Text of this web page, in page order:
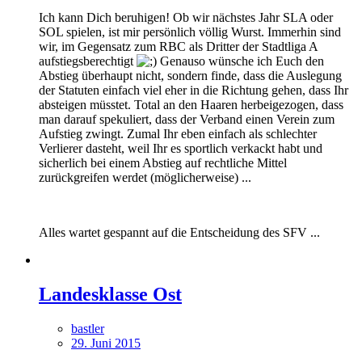
Ich kann Dich beruhigen! Ob wir nächstes Jahr SLA oder
SOL spielen, ist mir persönlich völlig Wurst. Immerhin sind
wir, im Gegensatz zum RBC als Dritter der Stadtliga A
aufstiegsberechtigt
Genauso wünsche ich Euch den
Abstieg überhaupt nicht, sondern finde, dass die Auslegung
der Statuten einfach viel eher in die Richtung gehen, dass Ihr
absteigen müsstet. Total an den Haaren herbeigezogen, dass
man darauf spekuliert, dass der Verband einen Verein zum
Aufstieg zwingt. Zumal Ihr eben einfach als schlechter
Verlierer dasteht, weil Ihr es sportlich verkackt habt und
sicherlich bei einem Abstieg auf rechtliche Mittel
zurückgreifen werdet (möglicherweise) ...
Alles wartet gespannt auf die Entscheidung des SFV ...
Landesklasse Ost
bastler
29. Juni 2015